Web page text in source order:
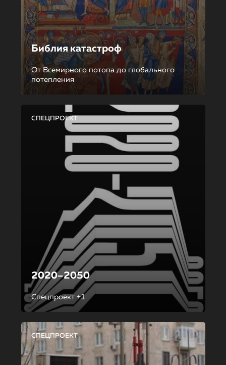
Библия катастроф
От Всемирного потопа до глобального
потепления
СПЕЦПРОЕКТ
2020–2050
Спецпроект +1
СПЕЦПРОЕКТ